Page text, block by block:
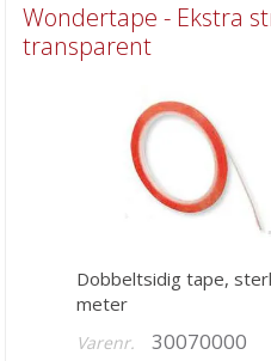
Tilbud
Kort & Scrapbooking
Scrapbooking & lommescrapping
Art Journaling & Mixed Media
Vokssegl & tilbehør
Wondertape - Ekstra
transparent
Dobbeltsidig tape,
meter
Varenr. 30070000